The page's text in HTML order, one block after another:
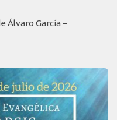
Álvaro García –